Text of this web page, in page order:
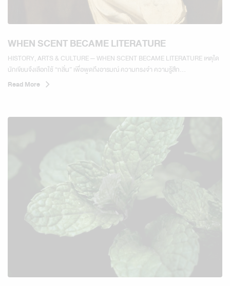
WHEN SCENT BECAME LITERATURE
HISTORY, ARTS & CULTURE — WHEN SCENT BECAME LITERATURE เหตุใด
นักเขียนจึงเลือกใช้ “กลิ่น” เพื่อพูดถึงอารมณ์ ความทรงจำ ความรู้สึก...
Read More